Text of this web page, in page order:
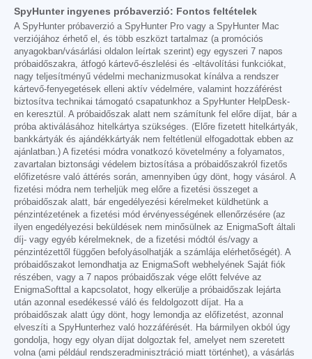
SpyHunter ingyenes próbaverzió: Fontos feltételek
A SpyHunter próbaverzió a SpyHunter Pro vagy a SpyHunter Mac
verziójához érhető el, és több eszközt tartalmaz (a promóciós
anyagokban/vásárlási oldalon leírtak szerint) egy egyszeri 7 napos
próbaidőszakra, átfogó kártevő-észlelési és -eltávolítási funkciókat,
nagy teljesítményű védelmi mechanizmusokat kínálva a rendszer
kártevő-fenyegetések elleni aktív védelmére, valamint hozzáférést
biztosítva technikai támogató csapatunkhoz a SpyHunter HelpDesk-
en keresztül. A próbaidőszak alatt nem számítunk fel előre díjat, bár a
próba aktiválásához hitelkártya szükséges. (Előre fizetett hitelkártyák,
bankkártyák és ajándékkártyák nem feltétlenül elfogadottak ebben az
ajánlatban.) A fizetési módra vonatkozó követelmény a folyamatos,
zavartalan biztonsági védelem biztosítása a próbaidőszakról fizetős
előfizetésre való áttérés során, amennyiben úgy dönt, hogy vásárol. A
fizetési módra nem terheljük meg előre a fizetési összeget a
próbaidőszak alatt, bár engedélyezési kérelmeket küldhetünk a
pénzintézetének a fizetési mód érvényességének ellenőrzésére (az
ilyen engedélyezési beküldések nem minősülnek az EnigmaSoft általi
díj- vagy egyéb kérelmeknek, de a fizetési módtól és/vagy a
pénzintézettől függően befolyásolhatják a számlája elérhetőségét). A
próbaidőszakot lemondhatja az EnigmaSoft webhelyének Saját fiók
részében, vagy a 7 napos próbaidőszak vége előtt felvéve az
EnigmaSofttal a kapcsolatot, hogy elkerülje a próbaidőszak lejárta
után azonnal esedékessé váló és feldolgozott díjat. Ha a
próbaidőszak alatt úgy dönt, hogy lemondja az előfizetést, azonnal
elveszíti a SpyHunterhez való hozzáférését. Ha bármilyen okból úgy
gondolja, hogy egy olyan díjat dolgoztak fel, amelyet nem szeretett
volna (ami például rendszeradminisztráció miatt történhet), a vásárlás